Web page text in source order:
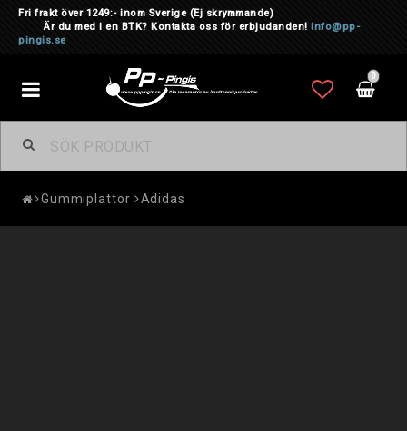
Fri frakt över 1249:- inom Sverige (Ej skrymmande)
Är du med i en BTK? Kontakta oss för erbjudanden! info@pp-
pingis.se
0
Toggle
navigation
Gummiplattor Adidas